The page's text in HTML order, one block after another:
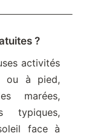
?
activités
ou à pied,
marées,
typiques,
face à